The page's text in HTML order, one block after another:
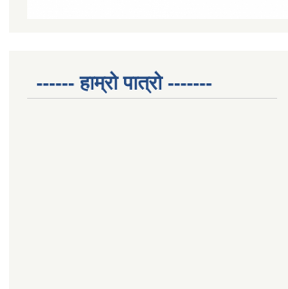
------ हाम्रो पात्रो -------